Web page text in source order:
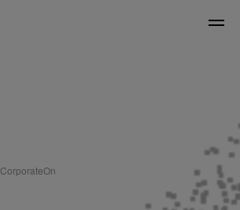
CorporateOn